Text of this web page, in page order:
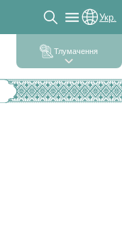
Укр.
Тлумачення